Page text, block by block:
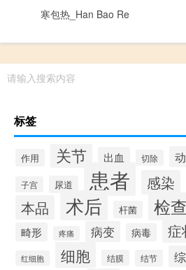
寒包热_Han Bao Re
请输入搜索内容
标签
作用 关节 出血 切除
子宫 尿道 患者 感染
本品 术后 杆菌 检查
畸形 疼痛 病变 病毒 症
红细胞 细胞 结膜 结节